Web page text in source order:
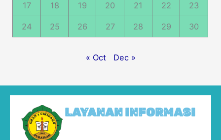
17 18 19 20 21 22 23
24 25 26 27 28 29 30
« Oct Dec »
LAYANAN INFORMASI